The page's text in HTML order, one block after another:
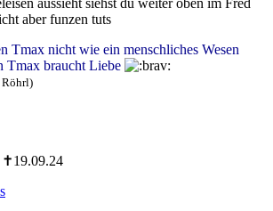
aber funzen tuts
Tmax nicht wie ein menschliches Wesen
Tmax braucht Liebe
Röhrl)
✝19.09.24